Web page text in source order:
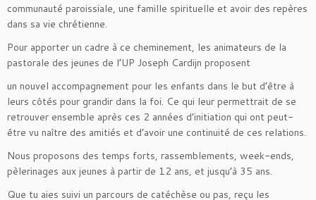
communauté paroissiale, une famille spirituelle et avoir des repères
dans sa vie chrétienne.
Pour apporter un cadre à ce cheminement, les animateurs de la
pastorale des jeunes de l’UP Joseph Cardijn proposent
un nouvel accompagnement pour les enfants dans le but d’être à
leurs côtés pour grandir dans la foi. Ce qui leur permettrait de se
retrouver ensemble après ces 2 années d’initiation qui ont peut-
être vu naître des amitiés et d’avoir une continuité de ces relations.
Nous proposons des temps forts, rassemblements, week-ends,
pèlerinages aux jeunes à partir de 12 ans, et jusqu’à 35 ans.
Que tu aies suivi un parcours de catéchèse ou pas, reçu les